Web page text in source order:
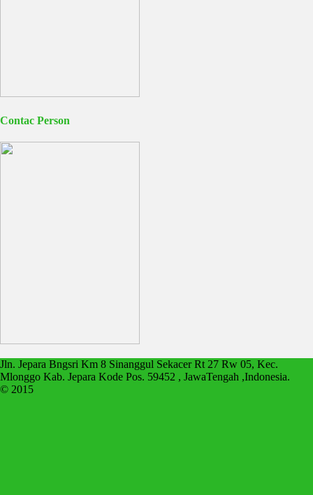
Contac Person
Jln. Jepara Bngsri Km 8 Sinanggul Sekacer Rt 27 Rw 05, Kec.
Mlonggo Kab. Jepara Kode Pos. 59452 , JawaTengah ,Indonesia.
© 2015